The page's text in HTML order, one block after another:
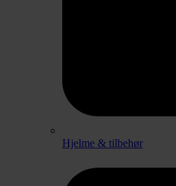
Hjelme & tilbehør